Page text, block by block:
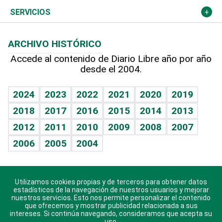
Resto del mundo
Economía personal
Podcast Arte Libre
Hablando con el pediatra
Vida y familia
Eñe
Celebrando la vida
Sin complejos
En pocas palabras
Escuchando al corazón
Economía Personal
Más deportes
Línea de hit
TBT Deportivo
Columnistas
Más firmas
Cambio climático
Opinión
Hecho en casa
Guía del dinero
SERVICIOS
Cumpleaños
Horóscopos
Crucigramas
ARCHIVO HISTÓRICO
Accede al contenido de Diario Libre año por año
desde el 2004.
2024 2023 2022 2021 2020
2019
2018
2017 2016 2015 2014
2013
2012
2011 2010 2009 2008
2007
2006
2005 2004
Descarga nuestras aplicaciones para Android, iOS y
sistema Huawei.
Utilizamos cookies propias y de terceros para obtener datos
estadísticos de la navegación de nuestros usuarios y mejorar
nuestros servicios. Esto nos permite personalizar el contenido
que ofrecemos y mostrar publicidad relacionada a sus
intereses. Si continúa navegando, consideramos que acepta su